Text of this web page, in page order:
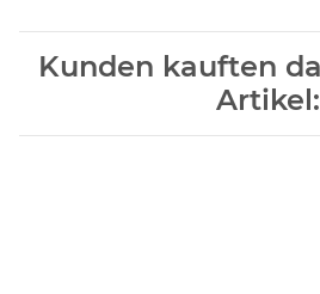
Kunden kauften
Artikel: